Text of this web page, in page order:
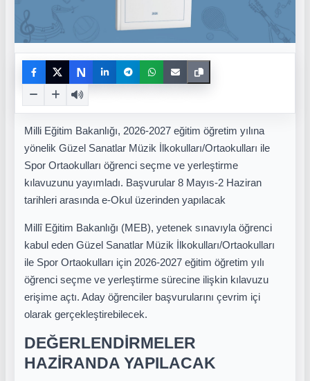
N
Milli Eğitim Bakanlığı, 2026-2027 eğitim öğretim yılına
yönelik Güzel Sanatlar Müzik İlkokulları/Ortaokulları ile
Spor Ortaokulları öğrenci seçme ve yerleştirme
kılavuzunu yayımladı. Başvurular 8 Mayıs-2 Haziran
tarihleri arasında e-Okul üzerinden yapılacak
Millî Eğitim Bakanlığı (MEB), yetenek sınavıyla öğrenci
kabul eden Güzel Sanatlar Müzik İlkokulları/Ortaokulları
ile Spor Ortaokulları için 2026-2027 eğitim öğretim yılı
öğrenci seçme ve yerleştirme sürecine ilişkin kılavuzu
erişime açtı. Aday öğrenciler başvurularını çevrim içi
olarak gerçekleştirebilecek.
DEĞERLENDİRMELER
HAZİRANDA YAPILACAK